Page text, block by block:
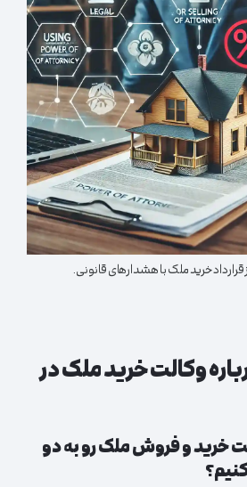
خرید ملک با هشدارهای قانونی.
وکالت خرید ملک در
خرید و فروش ملک رو به دو